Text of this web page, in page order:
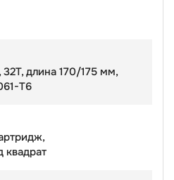
32T, длина 170/175 мм,
T6